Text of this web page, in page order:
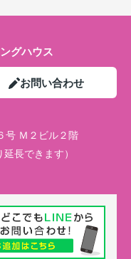
グハウス
お問い合わせ
号 Ｍ２ビル２階
長できます）